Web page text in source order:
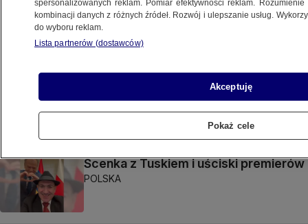
przed wyborami
ŚWIAT
Moskwa traci sojusznika?
"Synchronizowania zegarków
nie będzie"
Scenka z Tuskiem i uściski premierów
POLSKA
spersonalizowanych reklam. Pomiar efektywności reklam.
kombinacji danych z różnych źródeł. Rozwój i ulepszanie usług.
do wyboru reklam.
Lista partnerów (dostawców)
Akceptuję
Pokaż cele